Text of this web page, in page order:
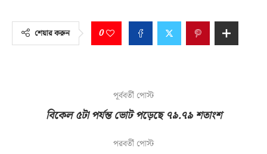
শেয়ার করুন 0
পূর্ববর্তী পোস্ট
বিকেল ৫টা পর্যন্ত ভোট পড়েছে ৭৯.৭৯ শতাংশ
পরবর্তী পোস্ট